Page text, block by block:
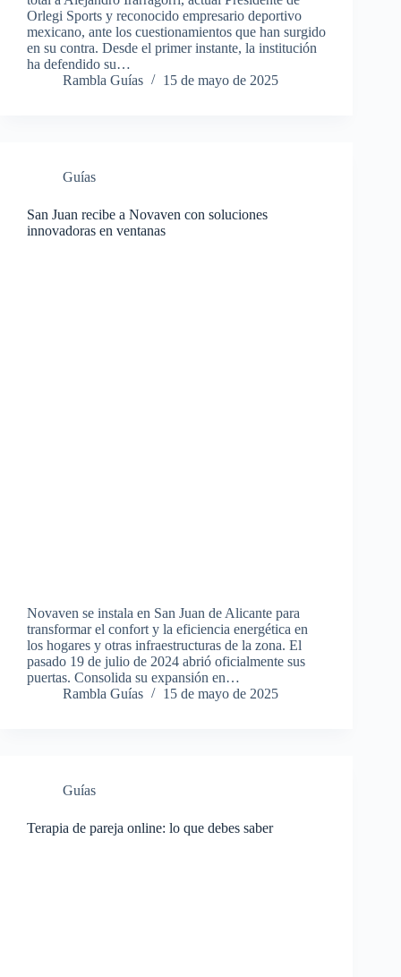
Orlegi Sports y reconocido empresario deportivo
mexicano, ante los cuestionamientos que han surgido
en su contra. Desde el primer instante, la institución
ha defendido su…
Rambla Guías
15 de mayo de 2025
Guías
San Juan recibe a Novaven con soluciones
innovadoras en ventanas
Novaven se instala en San Juan de Alicante para
transformar el confort y la eficiencia energética en
los hogares y otras infraestructuras de la zona. El
pasado 19 de julio de 2024 abrió oficialmente sus
puertas. Consolida su expansión en…
Rambla Guías
15 de mayo de 2025
Guías
Terapia de pareja online: lo que debes saber